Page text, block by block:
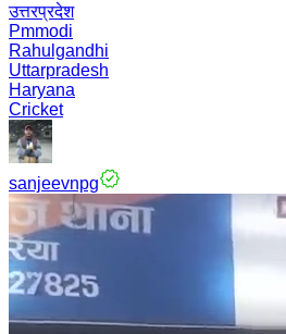
उत्तरप्रदेश
Pmmodi
Rahulgandhi
Uttarpradesh
Haryana
Cricket
sanjeevnpg